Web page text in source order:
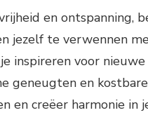
en ontspanning,
jezelf te verwennen
inspireren voor
geneugten en
en creëer harmonie